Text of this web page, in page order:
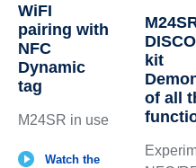
WiFI
pairing with
NFC
Dynamic
tag
M24SR in use
Watch the
kit
of all